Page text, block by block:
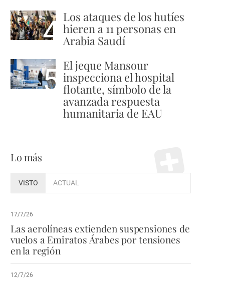
4 Los ataques de los hutíes
hieren a 11 personas en
Arabia Saudí
5 El jeque Mansour
inspecciona el hospital
flotante, símbolo de la
avanzada respuesta
humanitaria de EAU
Lo más
VISTO ACTUAL
17/7/26
Las aerolíneas extienden suspensiones de
vuelos a Emiratos Árabes por tensiones
en la región
12/7/26